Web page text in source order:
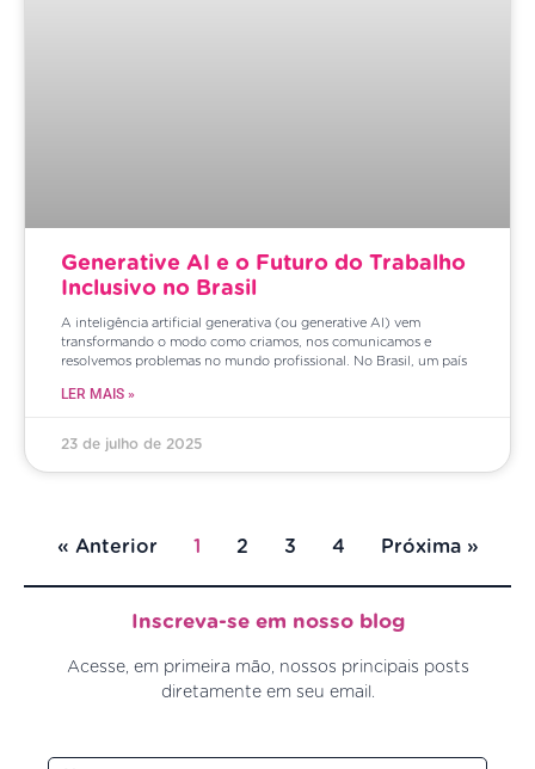
Generative AI e o Futuro do Trabalho
Inclusivo no Brasil
A inteligência artificial generativa (ou generative AI) vem
transformando o modo como criamos, nos comunicamos e
resolvemos problemas no mundo profissional. No Brasil, um país
LER MAIS »
23 de julho de 2025
« Anterior 1 2 3 4 Próxima »
Inscreva-se em nosso blog
Acesse, em primeira mão, nossos principais posts
diretamente em seu email.